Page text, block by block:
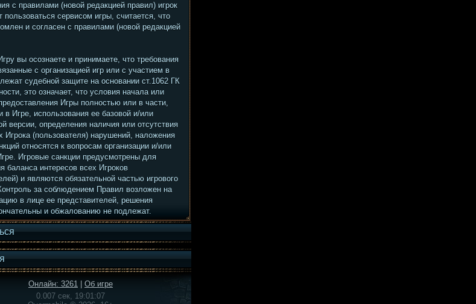
с правилами (новой редакцией правил) игрок
пользоваться сервисом игры, считается, что
и согласен с правилами (новой редакцией
вы осознаете и принимаете, что требования
с организацией игр или с участием в
судебной защите на основании ст.1062 ГК
это означает, что условия начала или
Игры полностью или в части,
в Игре, использования ее базовой и/или
версии, определения наличия или отсутствия
Игрока (пользователя) нарушений, наложения
относятся к вопросам организации и/или
Игровые санкции предусмотрены для
баланса интересов всех Игроков
и являются обязательной частью игрового
за соблюдением Правил возложен на
в лице ее представителей, решения
и обжалованию не подлежат.
Онлайн: 3261
Об игре
0.007 сек, 19:01:07